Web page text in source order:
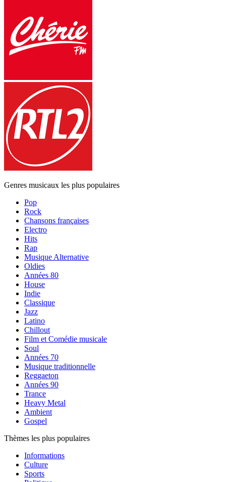
Genres musicaux les plus populaires
Pop
Rock
Chansons françaises
Electro
Hits
Rap
Musique Alternative
Oldies
Années 80
House
Indie
Classique
Jazz
Latino
Chillout
Film et Comédie musicale
Soul
Années 70
Musique traditionnelle
Reggaeton
Années 90
Trance
Heavy Metal
Ambient
Gospel
Thèmes les plus populaires
Informations
Culture
Sports